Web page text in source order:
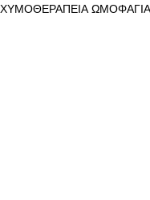
ΧΥΜΟΘΕΡΑΠΕΙΑ